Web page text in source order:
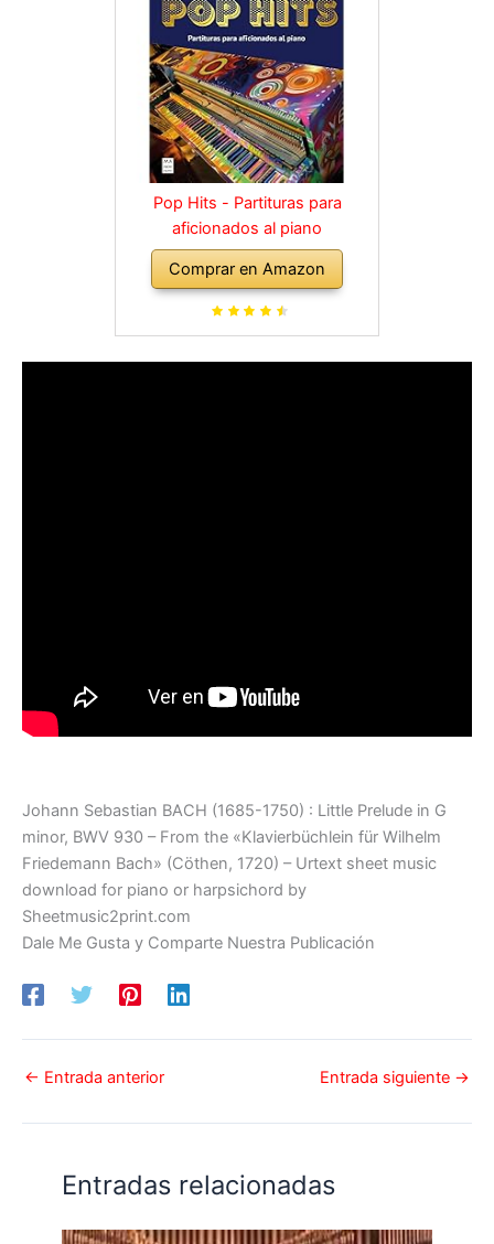
Pop Hits - Partituras para
aficionados al piano
Comprar en Amazon
Johann Sebastian BACH (1685-1750) : Little Prelude in G
minor, BWV 930 – From the «Klavierbüchlein für Wilhelm
Friedemann Bach» (Cöthen, 1720) – Urtext sheet music
download for piano or harpsichord by
Sheetmusic2print.com
Dale Me Gusta y Comparte Nuestra Publicación
← Entrada anterior Entrada siguiente →
Entradas relacionadas